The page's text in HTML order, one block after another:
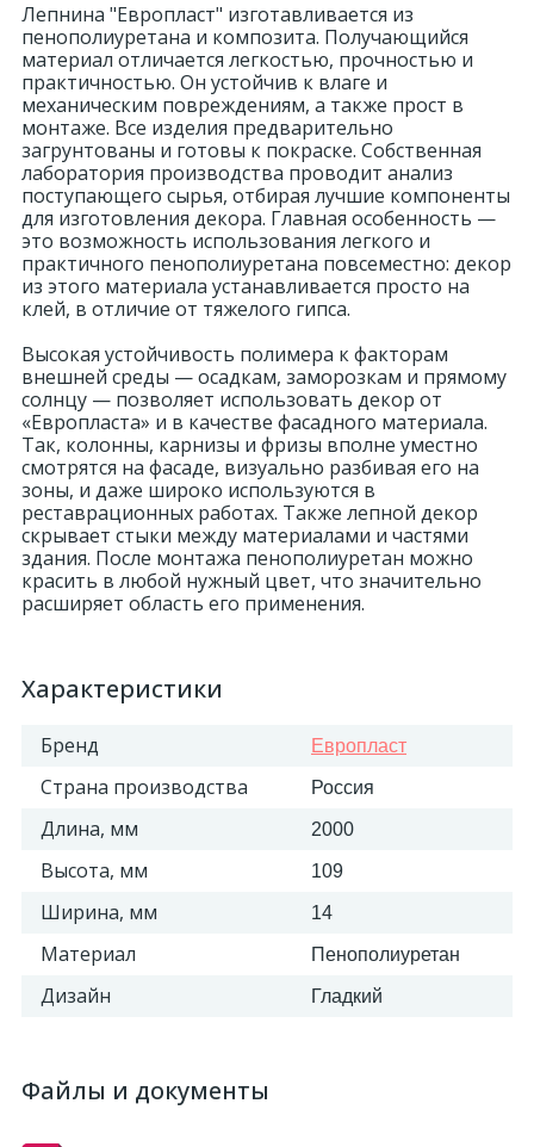
Лепнина "Европласт" изготавливается из
пенополиуретана и композита. Получающийся
материал отличается легкостью, прочностью и
практичностью. Он устойчив к влаге и
механическим повреждениям, а также прост в
монтаже. Все изделия предварительно
загрунтованы и готовы к покраске. Собственная
лаборатория производства проводит анализ
поступающего сырья, отбирая лучшие компоненты
для изготовления декора. Главная особенность —
это возможность использования легкого и
практичного пенополиуретана повсеместно: декор
из этого материала устанавливается просто на
клей, в отличие от тяжелого гипса.
Высокая устойчивость полимера к факторам
внешней среды — осадкам, заморозкам и прямому
солнцу — позволяет использовать декор от
«Европласта» и в качестве фасадного материала.
Так, колонны, карнизы и фризы вполне уместно
смотрятся на фасаде, визуально разбивая его на
зоны, и даже широко используются в
реставрационных работах. Также лепной декор
скрывает стыки между материалами и частями
здания. После монтажа пенополиуретан можно
красить в любой нужный цвет, что значительно
расширяет область его применения.
Характеристики
Бренд Европласт
Страна производства Россия
Длина, мм 2000
Высота, мм 109
Ширина, мм 14
Материал Пенополиуретан
Дизайн Гладкий
Файлы и документы